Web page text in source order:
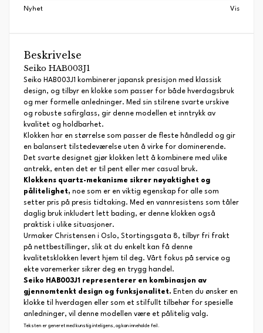
Beskrivelse
Seiko HAB003J1
Seiko HAB003J1 kombinerer japansk presisjon med klassisk
design, og tilbyr en klokke som passer for både hverdagsbruk
og mer formelle anledninger. Med sin stilrene svarte urskive
og robuste safirglass, gir denne modellen et inntrykk av
kvalitet og holdbarhet.
Klokken har en størrelse som passer de fleste håndledd og gir
en balansert tilstedeværelse uten å virke for dominerende.
Det svarte designet gjør klokken lett å kombinere med ulike
antrekk, enten det er til pent eller mer casual bruk.
Klokkens quartz-mekanisme sikrer nøyaktighet og
pålitelighet, noe som er en viktig egenskap for alle som
setter pris på presis tidtaking. Med en vannresistens som tåler
daglig bruk inkludert lett bading, er denne klokken også
praktisk i ulike situasjoner.
Urmaker Christensen i Oslo, Stortingsgata 8, tilbyr fri frakt
på nettbestillinger, slik at du enkelt kan få denne
kvalitetsklokken levert hjem til deg. Vårt fokus på service og
ekte varemerker sikrer deg en trygg handel.
Seiko HAB003J1 representerer en kombinasjon av
gjennomtenkt design og funksjonalitet. Enten du ønsker en
klokke til hverdagen eller som et stilfullt tilbehør for spesielle
anledninger, vil denne modellen være et pålitelig valg.
Teksten er generet med kunstig inteligens, og kan inneholde feil.
Nyhet Vis